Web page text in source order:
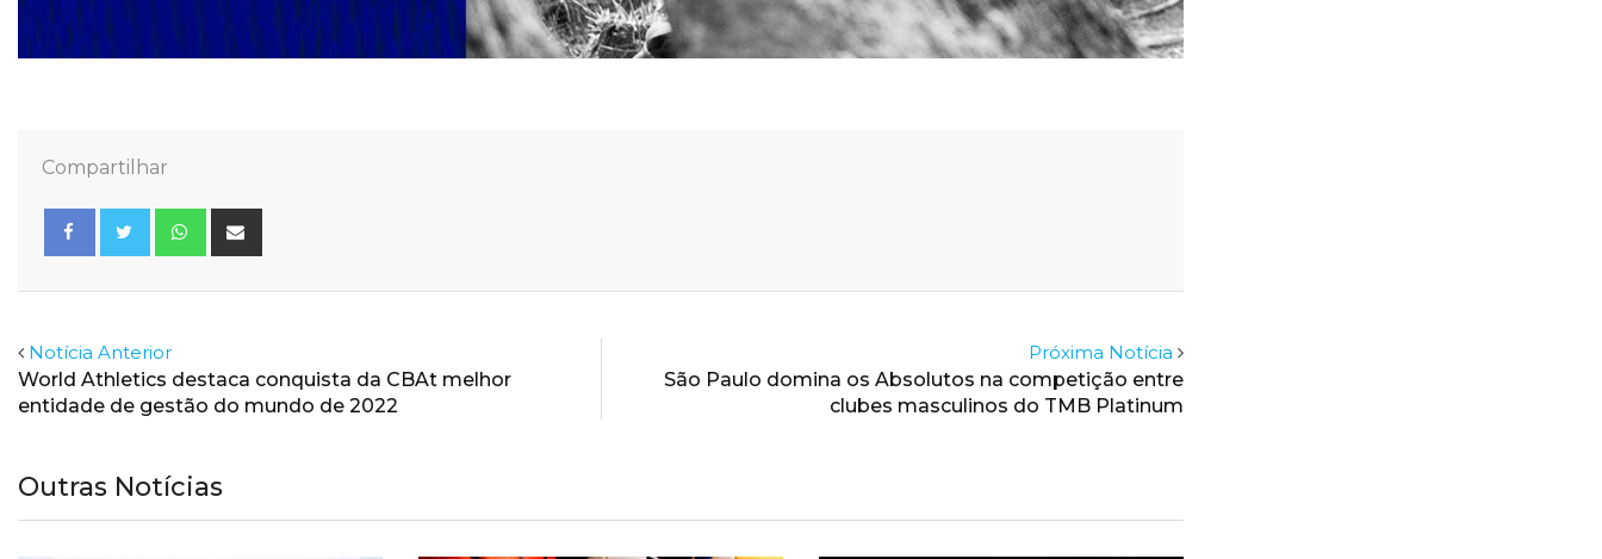
Compartilhar
Whatsapp
Notícia Anterior
World Athletics destaca conquista da CBAt melhor
entidade de gestão do mundo de 2022
Próxima Notícia
São Paulo domina os Absolutos na competição entre
clubes masculinos do TMB Platinum
Outras Notícias